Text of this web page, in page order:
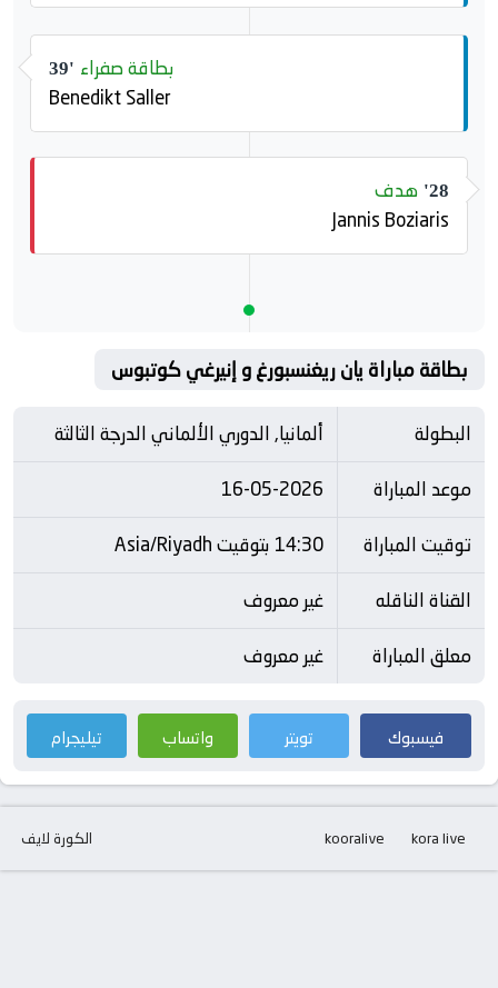
39' بطاقة صفراء
Benedikt Saller
28' هدف
Jannis Boziaris
بطاقة مباراة يان ريغنسبورغ و إنيرغي كوتبوس
البطولة
ألمانيا, الدوري الألماني الدرجة الثالثة
موعد المباراة
16-05-2026
توقيت المباراة
14:30 بتوقيت Asia/Riyadh
القناة الناقله
غير معروف
معلق المباراة
غير معروف
فيسبوك تويتر واتساب تيليجرام
الكورة لايف kora live
kooralive